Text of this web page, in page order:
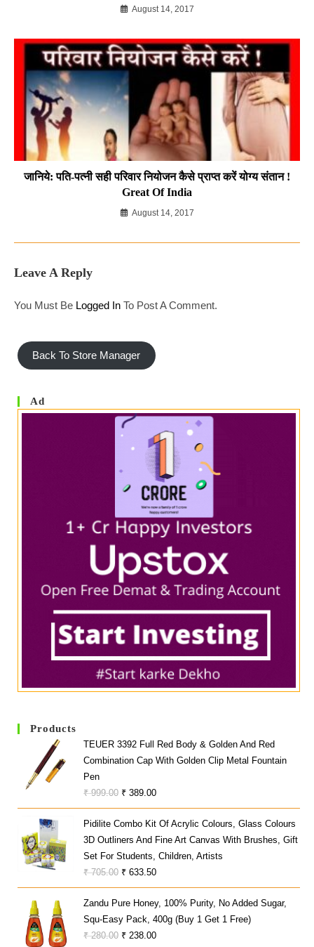
August 14, 2017
जानिये: पति-पत्नी सही परिवार नियोजन कैसे प्राप्त करें योग्य संतान !
Great Of India
August 14, 2017
Leave A Reply
You Must Be Logged In To Post A Comment.
Back To Store Manager
Ad
Products
TEUER 3392 Full Red Body & Golden And Red
Combination Cap With Golden Clip Metal Fountain
Pen
₹999.00 Original
Price
Was:
₹ 999.00.
₹ 389.00Current
Price
Is:
₹ 389.00.
Pidilite Combo Kit Of Acrylic Colours, Glass Colours
3D Outliners And Fine Art Canvas With Brushes, Gift
Set For Students, Children, Artists
₹705.00 Original
Price
Was:
₹ 705.00.
₹ 633.50Current
Price
Is:
₹ 633.50.
Zandu Pure Honey, 100% Purity, No Added Sugar,
Squ-Easy Pack, 400g (Buy 1 Get 1 Free)
₹280.00 Original
₹ 238.00Current